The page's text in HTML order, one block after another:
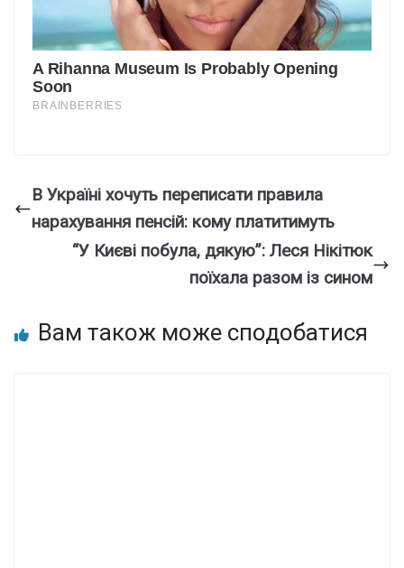
В Україні хочуть переписати правила
нарахування пенсій: кому платитимуть
“У Києві побула, дякую”: Леся Нікітюк
поїхала разом із сином
Вам також може сподобатися